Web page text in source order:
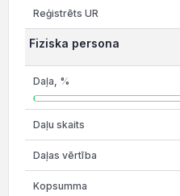
Fiziska persona